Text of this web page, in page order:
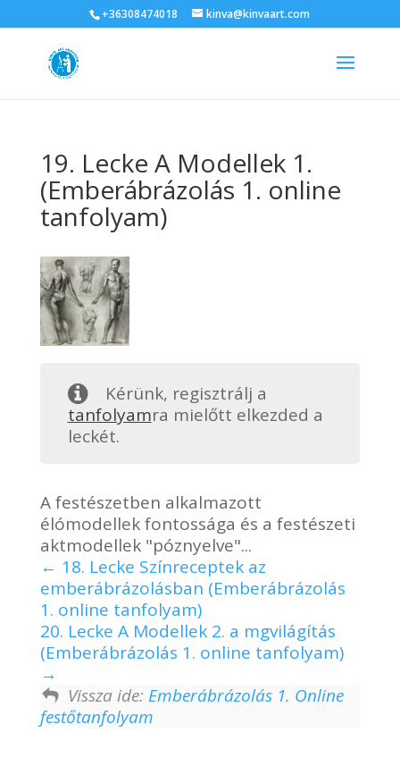
+36308474018 kinva@kinvaart.com
19. Lecke A Modellek 1.
(Emberábrázolás 1. online
tanfolyam)
Kérünk, regisztrálj a
tanfolyamra mielőtt elkezded a
leckét.
A festészetben alkalmazott
élómodellek fontossága és a festészeti
aktmodellek "póznyelve"...
18. Lecke Színreceptek az
emberábrázolásban (Emberábrázolás
1. online tanfolyam)
20. Lecke A Modellek 2. a mgvilágítás
(Emberábrázolás 1. online tanfolyam)
Vissza ide: Emberábrázolás 1. Online
festőtanfolyam